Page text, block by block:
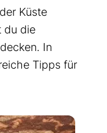
Küste
du die
In
Tipps für